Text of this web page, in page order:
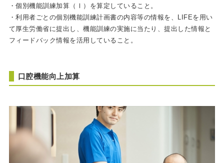
・個別機能訓練加算（Ⅰ）を算定していること。
・利用者ごとの個別機能訓練計画書の内容等の情報を、LIFEを用い
て厚生労働省に提出し、機能訓練の実施に当たり、提出した情報と
フィードバック情報を活用していること。
口腔機能向上加算